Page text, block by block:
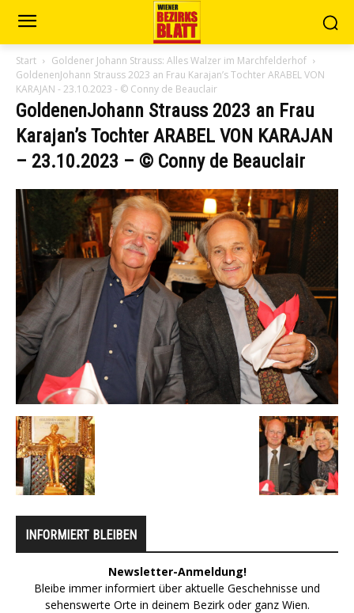
Start
Goldener Johann Strauss: Alles Walzer im Marchfelderhof
GoldenenJohann Strauss 2023 an Frau Karajan’s Tochter ARABEL VON
KARAJAN - 23.10.2023 - © Conny de Beauclair
GoldenenJohann Strauss 2023 an Frau
Karajan’s Tochter ARABEL VON KARAJAN
– 23.10.2023 – © Conny de Beauclair
INFORMIERT BLEIBEN
Newsletter-Anmeldung!
Bleibe immer informiert über aktuelle Geschehnisse und
sehenswerte Orte in deinem Bezirk oder ganz Wien.